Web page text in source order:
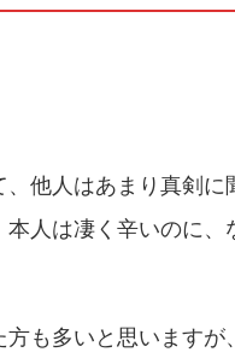
他人はあまり真剣
人は凄く辛いのに
も多いと思います